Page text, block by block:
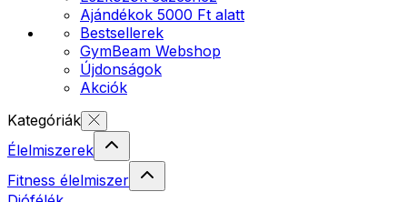
Ajándékok 5000 Ft alatt
Bestsellerek
GymBeam Webshop
Újdonságok
Akciók
Kategóriák
Élelmiszerek
Fitness élelmiszer